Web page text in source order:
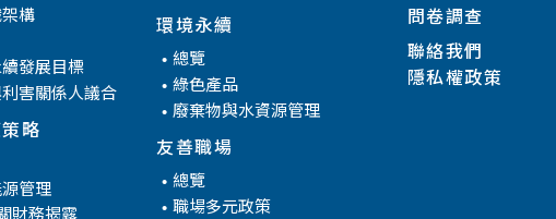
構
發展目標
害關係人議合
略
管理
財務揭露
環境永續
總覽
綠色產品
廢棄物與水資源管理
友善職場
總覽
職場多元政策
問卷調查
聯絡我們
隱私權政策